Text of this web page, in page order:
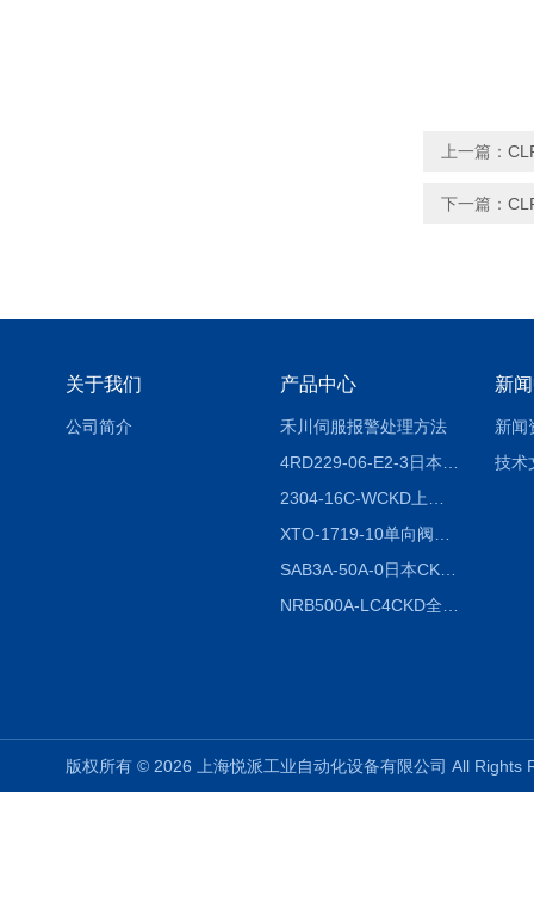
上一篇：
下一篇：
关于我们
公司简介
产品中心
禾川伺服报警处理方法
SAB3A-50A-0日本CKD全国授权代理
新
新闻
技术
版权所有 © 2026 上海悦派工业自动化设备有限公司 All